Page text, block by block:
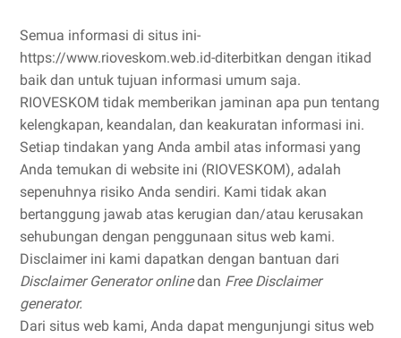
Semua informasi di situs ini-
https://www.rioveskom.web.id-diterbitkan dengan itikad
baik dan untuk tujuan informasi umum saja.
RIOVESKOM tidak memberikan jaminan apa pun tentang
kelengkapan, keandalan, dan keakuratan informasi ini.
Setiap tindakan yang Anda ambil atas informasi yang
Anda temukan di website ini (RIOVESKOM), adalah
sepenuhnya risiko Anda sendiri. Kami tidak akan
bertanggung jawab atas kerugian dan/atau kerusakan
sehubungan dengan penggunaan situs web kami.
Disclaimer ini kami dapatkan dengan bantuan dari
Disclaimer Generator onlinedan Free Disclaimer
generator.
Dari situs web kami, Anda dapat mengunjungi situs web